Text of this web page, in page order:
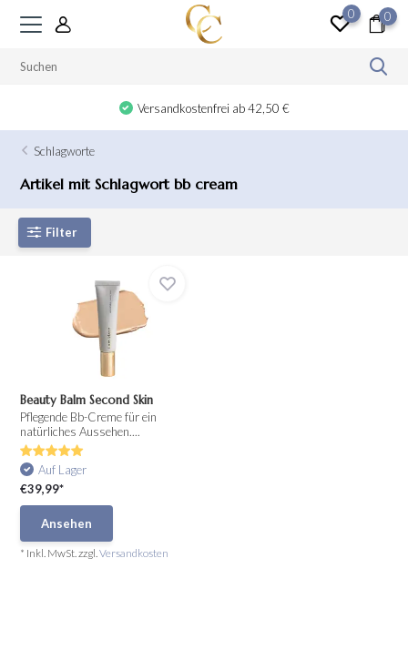
0 0
Versandkostenfrei ab 42,50 €
Schlagworte
Artikel mit Schlagwort bb cream
Filter
Beauty Balm Second Skin
Pflegende Bb-Creme für ein
natürliches Aussehen....
Auf Lager
€39,99*
Ansehen
* Inkl. MwSt. zzgl.Versandkosten